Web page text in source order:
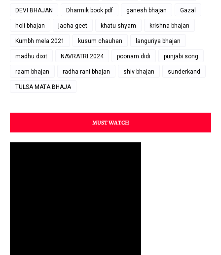
DEVI BHAJAN Dharmik book pdf ganesh bhajan Gazal
holi bhajan jacha geet khatu shyam krishna bhajan
Kumbh mela 2021 kusum chauhan languriya bhajan
madhu dixit NAVRATRI 2024 poonam didi punjabi song
raam bhajan radha rani bhajan shiv bhajan sunderkand
TULSA MATA BHAJA
MUST WATCH